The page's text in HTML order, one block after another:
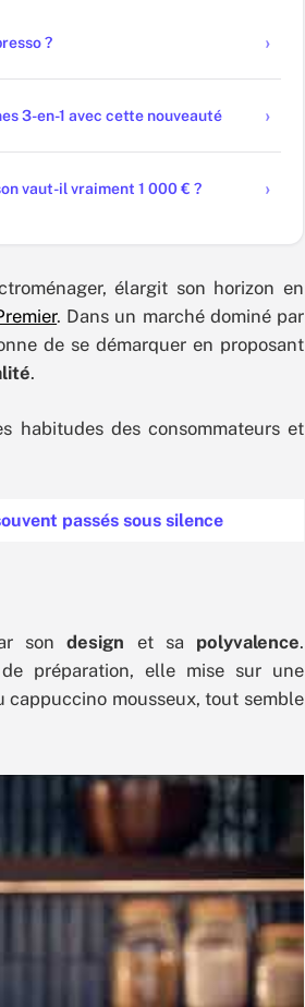
?
3-en-1 avec cette nouveauté
vaut-il vraiment 1 000 € ?
élargit son horizon en
. Dans un marché dominé par
de se démarquer en proposant
.
habitudes des consommateurs et
passés sous silence
sondesign et sa polyvalence.
préparation, elle mise sur une
mousseux, tout semble